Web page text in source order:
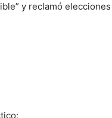
y reclamó elecciones